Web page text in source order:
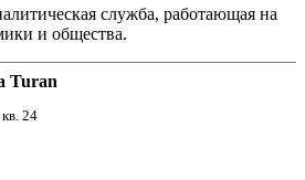
служба, работающая на
и общества.
Turan
24